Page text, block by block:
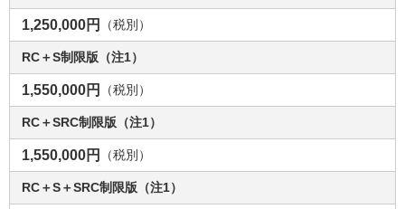
1,250,000円 （税別）
RC＋S制限版（注1）
1,550,000円 （税別）
RC＋SRC制限版（注1）
1,550,000円 （税別）
RC＋S＋SRC制限版（注1）